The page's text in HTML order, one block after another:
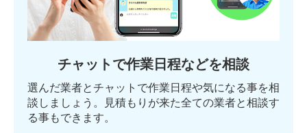
チャットで作業日程などを相談
選んだ業者とチャットで作業日程や気になる事を相
談しましょう。見積もりが来た全ての業者と相談す
る事もできます。